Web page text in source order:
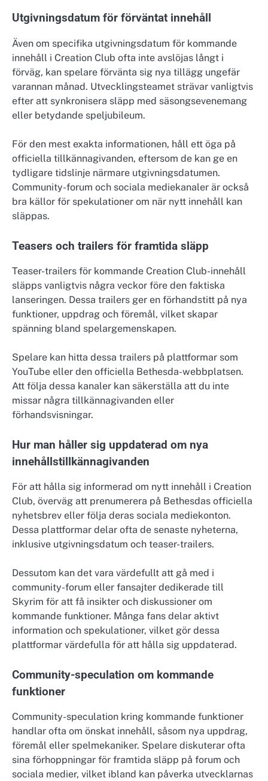
Utgivningsdatum för förväntat innehåll
Även om specifika utgivningsdatum för kommande
innehåll i Creation Club ofta inte avslöjas långt i
förväg, kan spelare förvänta sig nya tillägg ungefär
varannan månad. Utvecklingsteamet strävar vanligtvis
efter att synkronisera släpp med säsongsevenemang
eller betydande speljubileum.
För den mest exakta informationen, håll ett öga på
officiella tillkännagivanden, eftersom de kan ge en
tydligare tidslinje närmare utgivningsdatumen.
Community-forum och sociala mediekanaler är också
bra källor för spekulationer om när nytt innehåll kan
släppas.
Teasers och trailers för framtida släpp
Teaser-trailers för kommande Creation Club-innehåll
släpps vanligtvis några veckor före den faktiska
lanseringen. Dessa trailers ger en förhandstitt på nya
funktioner, uppdrag och föremål, vilket skapar
spänning bland spelargemenskapen.
Spelare kan hitta dessa trailers på plattformar som
YouTube eller den officiella Bethesda-webbplatsen.
Att följa dessa kanaler kan säkerställa att du inte
missar några tillkännagivanden eller
förhandsvisningar.
Hur man håller sig uppdaterad om nya
innehållstillkännagivanden
För att hålla sig informerad om nytt innehåll i Creation
Club, överväg att prenumerera på Bethesdas officiella
nyhetsbrev eller följa deras sociala mediekonton.
Dessa plattformar delar ofta de senaste nyheterna,
inklusive utgivningsdatum och teaser-trailers.
Dessutom kan det vara värdefullt att gå med i
community-forum eller fansajter dedikerade till
Skyrim för att få insikter och diskussioner om
kommande funktioner. Många fans delar aktivt
information och spekulationer, vilket gör dessa
plattformar värdefulla för att hålla sig uppdaterad.
Community-speculation om kommande
funktioner
Community-speculation kring kommande funktioner
handlar ofta om önskat innehåll, såsom nya uppdrag,
föremål eller spelmekaniker. Spelare diskuterar ofta
sina förhoppningar för framtida släpp på forum och
sociala medier, vilket ibland kan påverka utvecklarnas